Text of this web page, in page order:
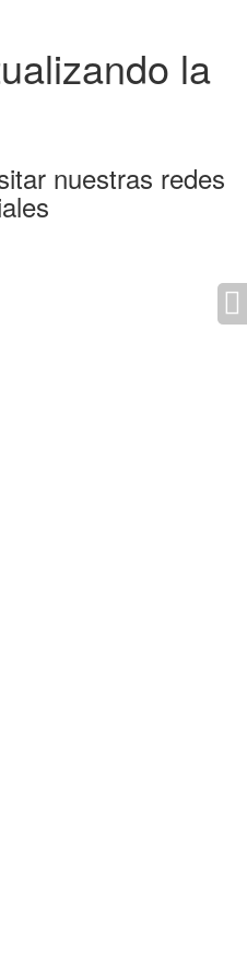
la
nuestras redes